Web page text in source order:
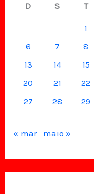
D S T
1
6
7 8
13
14 15
20
21 22
27
28 29
« mar maio »